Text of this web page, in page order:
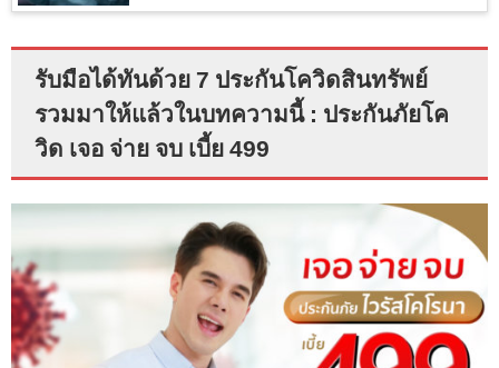
รับมือได้ทันด้วย 7 ประกันโควิดสินทรัพย์
รวมมาให้แล้วในบทความนี้ : ประกันภัยโค
วิด เจอ จ่าย จบ เบี้ย 499